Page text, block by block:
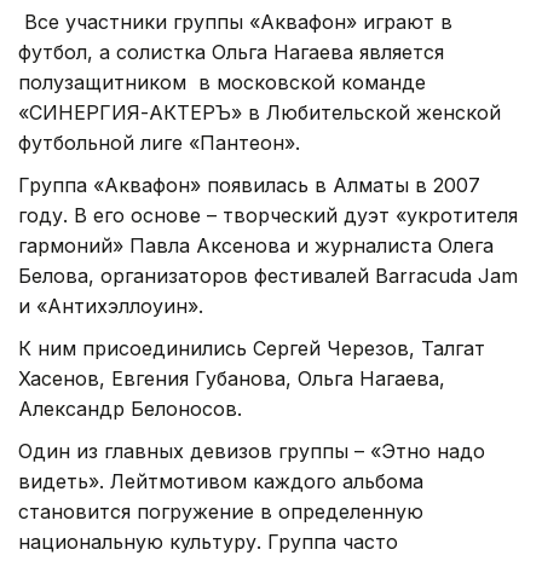
Все участники группы «Аквафон» играют в
футбол, а солистка Ольга Нагаева является
полузащитником в московской команде
«СИНЕРГИЯ-АКТЕРЪ» в Любительской женской
футбольной лиге «Пантеон».
Группа «Аквафон» появилась в Алматы в 2007
году. В его основе – творческий дуэт «укротителя
гармоний» Павла Аксенова и журналиста Олега
Белова, организаторов фестивалей Barracuda Jam
и «Антихэллоуин».
К ним присоединились Сергей Черезов, Талгат
Хасенов, Евгения Губанова, Ольга Нагаева,
Александр Белоносов.
Один из главных девизов группы – «Этно надо
видеть». Лейтмотивом каждого альбома
становится погружение в определенную
национальную культуру. Группа часто